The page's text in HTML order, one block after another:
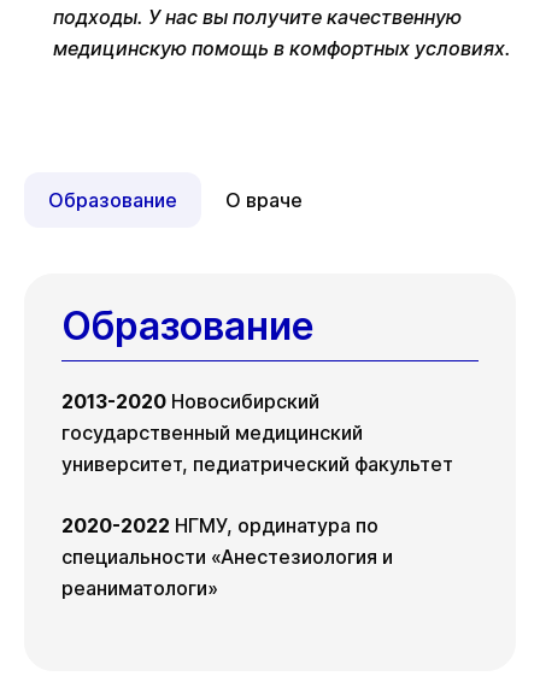
подходы. У нас вы получите качественную
медицинскую помощь в комфортных условиях.
Образование О враче
Образование
2013-2020 Новосибирский
государственный медицинский
университет, педиатрический факультет
2020-2022 НГМУ, ординатура по
специальности «Анестезиология и
реаниматологи»